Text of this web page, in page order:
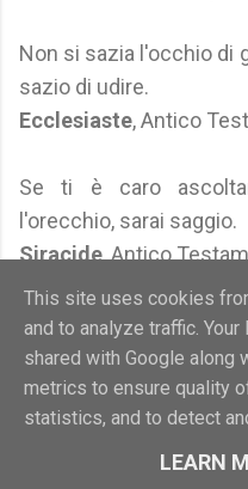
Non si sazia l'occhio di
sazio di udire.
Ecclesiaste, Antico
Se ti è caro
l'orecchio, sarai saggio.
Siracide, Antico
I migliori afrodisiaci
punto G si trova nelle
Anonimo(attribuito a
errate" su Aforismario)
This site uses cookies
and to analyze traffic.
shared with Google along
metrics to ensure quality
statistics, and to detect
LEARN